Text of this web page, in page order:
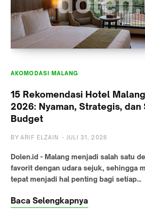
AKOMODASI MALANG
15 Rekomendasi Hotel
2026: Nyaman, Strategis, dan
Budget
BY ARIF ELZAIN - JULI 31, 2026
Dolen.id - Malang menjadi salah satu
favorit dengan udara sejuk, sehingga
tepat menjadi hal penting bagi setiap…
Baca Selengkapnya